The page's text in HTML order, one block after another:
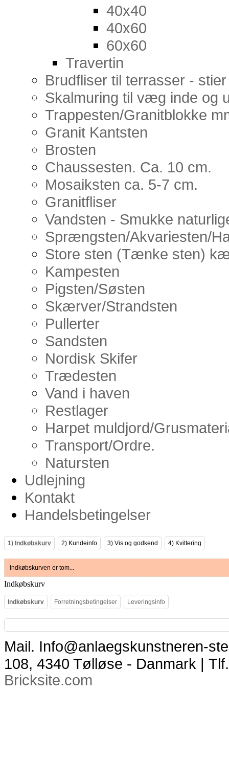
40x40
40x60
60x60
Travertin
Brudfliser til terrasser -
Skalmuring til væg inde og
Trappesten/Granitblokke
Granit Kantsten
Brosten
Chaussesten. Ca. 10 cm.
Mosaiksten ca. 5-7 cm.
Granitfliser
Vandsten - Smukke
Sprængsten/Akvariesten/
Store sten (Tænke sten)
Kampesten
Pigsten/Søsten
Skærver/Strandsten
Pullerter
Sandsten
Nordisk Skifer
Trædesten
Vand i haven
Restlager
Harpet muldjord/
Transport/Ordre.
Natursten
Udlejning
Kontakt
Handelsbetingelser
1) Indkøbskurv 2) Kundeinfo 3) Vis og godkend 4) Kvittering
Indkøbskurven er tom...
Indkøbskurv
Indkøbskurv Forretningsbetingelser Leveringsinfo
Mail. Info@anlaegskunstneren-
108, 4340 Tølløse - Danmark |
Bricksite.com